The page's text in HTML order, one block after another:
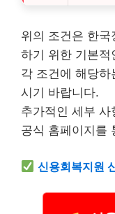
위의 조건은 한국
하기 위한 기본적
각 조건에 해당
시기 바랍니다.
추가적인 세부
공식 홈페이지를
신용회복지원